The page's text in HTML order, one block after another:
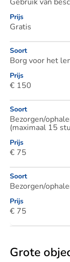
Prijs
Gratis
Soort
Borg voor het
Prijs
€ 150
Soort
Bezorgen/
(maximaal 15
Prijs
€ 75
Soort
Bezorgen/
Prijs
€ 75
Grote